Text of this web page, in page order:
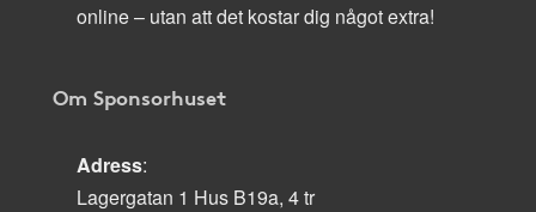
online – utan att det kostar dig något extra!
Om Sponsorhuset
Adress:
Lagergatan 1 Hus B19a, 4 tr